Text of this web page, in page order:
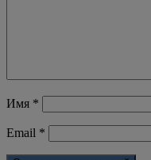
Имя *
Email *